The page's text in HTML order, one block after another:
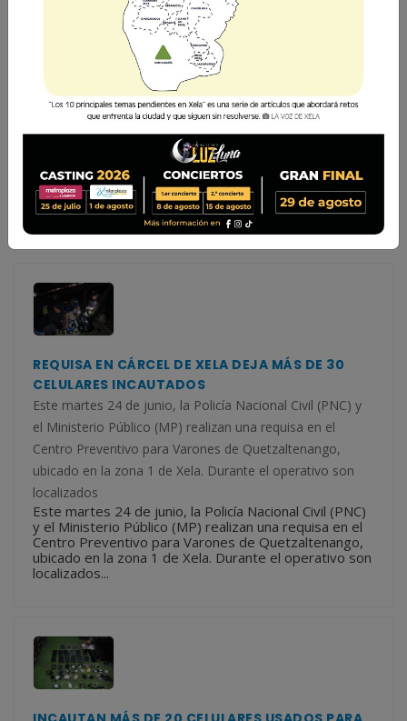
REALIZAN ALLANAMIENTO EN CENTRO
PREVENTIVO DE XELA EN LA ZONA 1
La Policía Nacional Civil (PNC) realiza este miércoles 8 de
julio un allanamiento en el Centro Preventivo para
Varones de la zona 1 de Quetzaltenango, diligencia
autorizada por un juez competente y en la que las
autoridades confirman qu
La Policía Nacional Civil (PNC) realiza este miércoles 8
de julio un allanamiento en el Centro Preventivo para
Varones de la zona 1 de Quetzaltenango, diligencia
autorizada por un juez competente y en la que las
autoridades confirman qu...
REQUISA EN CÁRCEL DE XELA DEJA MÁS DE 30
CELULARES INCAUTADOS
Este martes 24 de junio, la Policía Nacional Civil (PNC) y
el Ministerio Público (MP) realizan una requisa en el
Centro Preventivo para Varones de Quetzaltenango,
ubicado en la zona 1 de Xela. Durante el operativo son
localizados
Este martes 24 de junio, la Policía Nacional Civil (PNC)
y el Ministerio Público (MP) realizan una requisa en el
Centro Preventivo para Varones de Quetzaltenango,
ubicado en la zona 1 de Xela. Durante el operativo son
localizados...